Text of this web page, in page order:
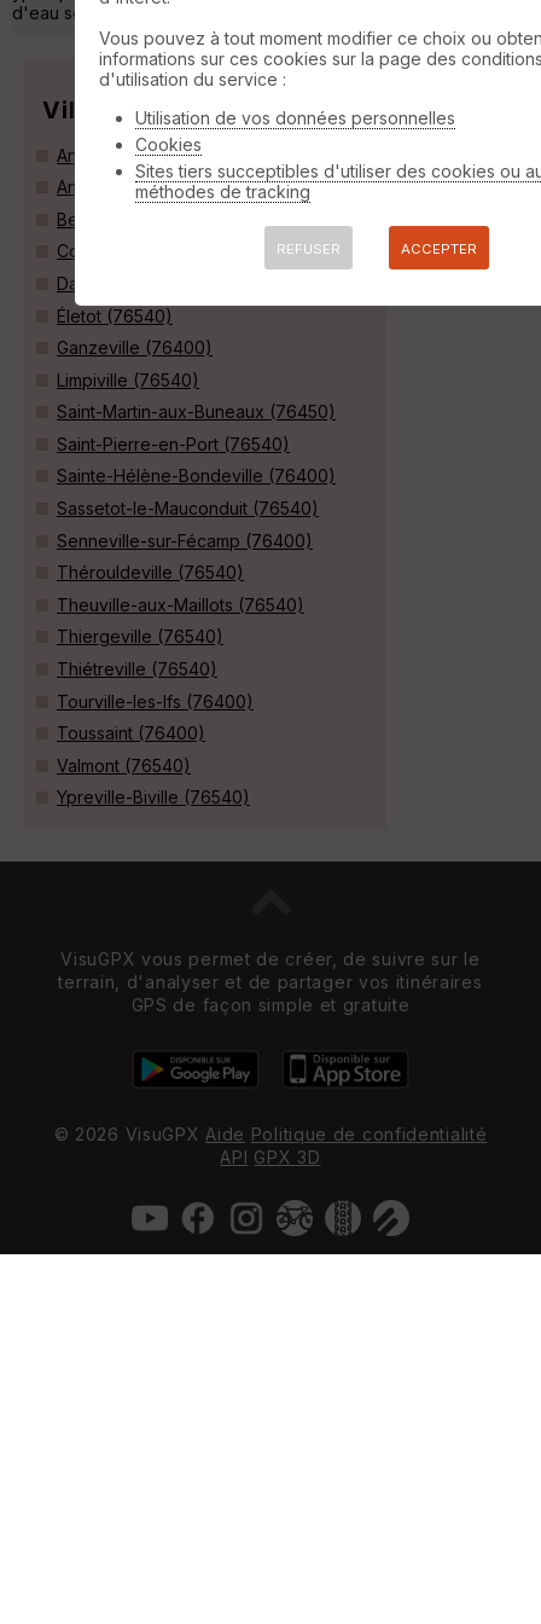
d'eau source. »
Villes
Angerville-la-Martel (76540)
Annouville-Vilmesnil (76110)
Bec-de-Mortagne (76110)
Colleville (76400)
Daubeuf-Serville (76110)
Életot (76540)
Ganzeville (76400)
Limpiville (76540)
Saint-Martin-aux-Buneaux (76450)
Saint-Pierre-en-Port (76540)
Sainte-Hélène-Bondeville (76400)
Sassetot-le-Mauconduit (76540)
Senneville-sur-Fécamp (76400)
Thérouldeville (76540)
Theuville-aux-Maillots (76540)
Thiergeville (76540)
Thiétreville (76540)
Tourville-les-Ifs (76400)
Toussaint (76400)
Valmont (76540)
Ypreville-Biville (76540)
VisuGPX vous permet de créer, de suivre sur le
terrain, d'analyser et de partager vos itinéraires
GPS de façon simple et gratuite
© 2026 VisuGPXAide Politique de confidentialité
API GPX 3D
Vous pouvez à tout moment modifier ce choix ou
informations sur ces cookies sur la page des
d'utilisation du service :
Utilisation de vos données personnelles
Cookies
Sites tiers succeptibles d'utiliser des cookies ou
méthodes de tracking
REFUSER ACCEPTER